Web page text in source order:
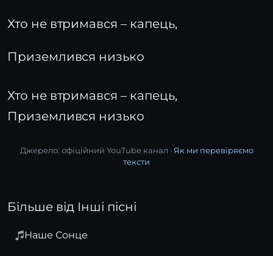
Хто не втримався – капець,
Приземлився низько
Хто не втримався – капець,
Приземлився низько
Джерело: офіційний YouTube канал · Як ми перевіряємо
тексти
Більше від Інші пісні
Наше Сонце